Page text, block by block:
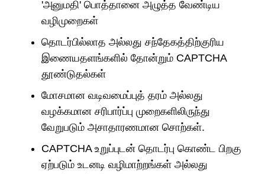
'அனுமதி' பொத்தானை அழுத்த வேண்டிய
வழிமுறைகள்
தொடர்பில்லாத அல்லது சந்தேகத்திற்குரிய
இணையதளங்களில் தோன்றும் CAPTCHA
தூண்டுதல்கள்
மோசமான வடிவமைப்புத் தரம் அல்லது
வழக்கமான சரிபார்ப்பு முறைகளிலிருந்து
வேறுபடும் அசாதாரணமான சொற்கள்.
CAPTCHA உறுப்புடன் தொடர்பு கொண்ட பிறகு
ஏற்படும் உடனடி வழிமாற்றங்கள் அல்லது